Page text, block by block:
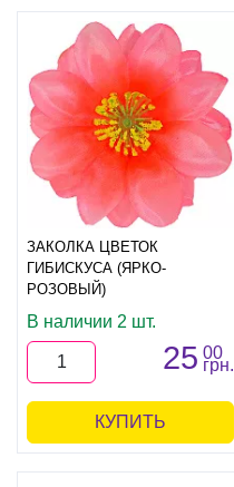
ЗАКОЛКА ЦВЕТОК
ГИБИСКУСА (ЯРКО-
РОЗОВЫЙ)
В наличии 2 шт.
25 00
грн.
КУПИТЬ